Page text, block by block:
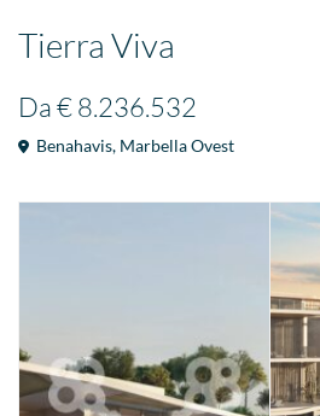
Tierra Viva
Da€ 8.236.532
Benahavis, Marbella Ovest